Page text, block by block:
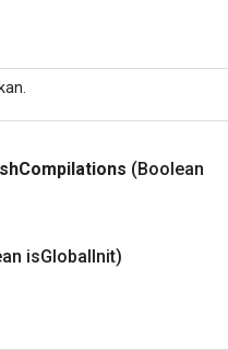
Compilations (Boolean
isGlobalInit)